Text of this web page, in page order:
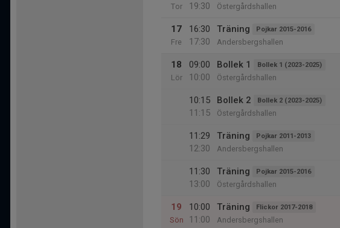
Tor
19:30
Östergårdshallen
17
Fre
16:30
17:30
Träning Pojkar 2015-2016
Andersbergshallen
18
Lör
09:00
10:00
Bollek 1 Bollek 1 (2023-2025)
Östergårdshallen
10:15
11:15
Bollek 2 Bollek 2 (2023-2025)
Östergårdshallen
11:29
12:30
Träning Pojkar 2011-2013
Andersbergshallen
11:30
13:00
Träning Pojkar 2015-2016
Östergårdshallen
19
Sön
10:00
11:00
Träning Flickor 2017-2018
Andersbergshallen